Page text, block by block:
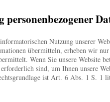
personenbezogener
Nutzung unserer
übermitteln, erheben wir
Wenn Sie unsere Website
sind, um Ihnen unsere
ist Art. 6 Abs. 1 S. 1